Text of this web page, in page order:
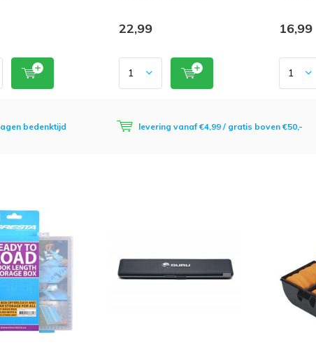
22,99 16,99
bedenktijd levering vanaf €4,99 / gratis boven €50,-